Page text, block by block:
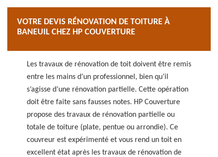
VOTRE DEVIS RÉNOVATION DE TOITURE À
BANEUIL CHEZ HP COUVERTURE
Les travaux de rénovation de toit doivent être remis
entre les mains d’un professionnel, bien qu’il
s’agisse d’une rénovation partielle. Cette opération
doit être faite sans fausses notes. HP Couverture
propose des travaux de rénovation partielle ou
totale de toiture (plate, pentue ou arrondie). Ce
couvreur est expérimenté et vous rend un toit en
excellent état après les travaux de rénovation de